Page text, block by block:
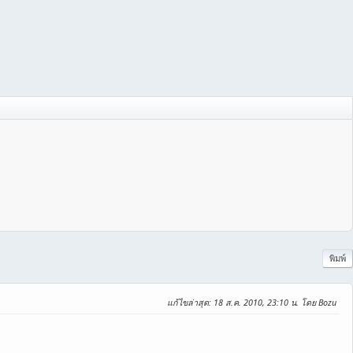
พิมพ์
แก้ไขล่าสุด: 18 ส.ค. 2010, 23:10 น. โดย Bozu